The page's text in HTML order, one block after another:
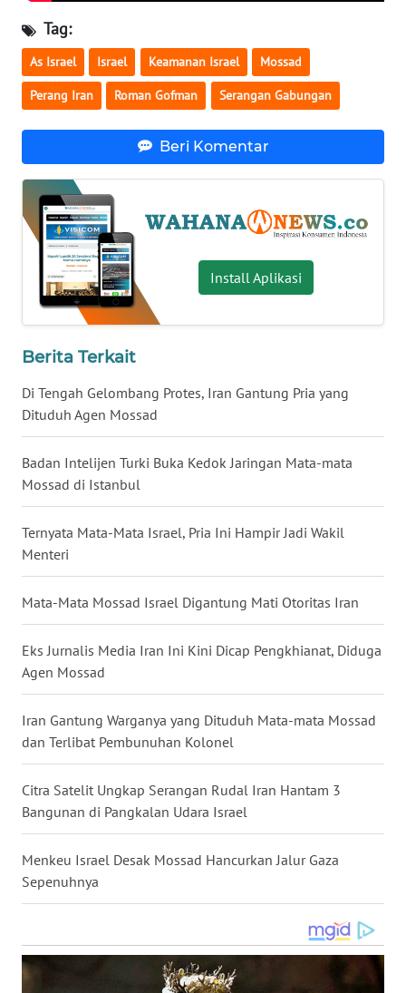
Tag:
As Israel Israel Keamanan Israel Mossad
Perang Iran Roman Gofman Serangan Gabungan
Beri Komentar
Install Aplikasi
Berita Terkait
Di Tengah Gelombang Protes, Iran Gantung Pria yang
Dituduh Agen Mossad
Badan Intelijen Turki Buka Kedok Jaringan Mata-mata
Mossad di Istanbul
Ternyata Mata-Mata Israel, Pria Ini Hampir Jadi Wakil
Menteri
Mata-Mata Mossad Israel Digantung Mati Otoritas Iran
Eks Jurnalis Media Iran Ini Kini Dicap Pengkhianat, Diduga
Agen Mossad
Iran Gantung Warganya yang Dituduh Mata-mata Mossad
dan Terlibat Pembunuhan Kolonel
Citra Satelit Ungkap Serangan Rudal Iran Hantam 3
Bangunan di Pangkalan Udara Israel
Menkeu Israel Desak Mossad Hancurkan Jalur Gaza
Sepenuhnya
WN
BABEL
WN
SUMBAR
WN
SUMSEL
WN
BENGKULU
WN
LAMPUNG
WN
WN
JATIM
WN
BALI
WN
KALBAR
WN
KALTENG
WN